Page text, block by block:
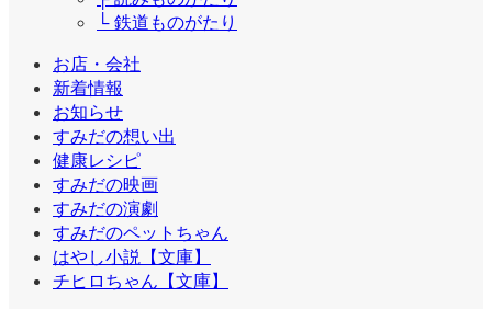
└ 鉄道ものがたり
お店・会社
新着情報
お知らせ
すみだの想い出
健康レシピ
すみだの映画
すみだの演劇
すみだのペットちゃん
はやし小説【文庫】
チヒロちゃん【文庫】